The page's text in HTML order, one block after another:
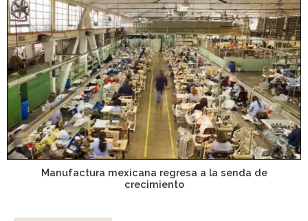
Manufactura mexicana regresa a la senda de
crecimiento